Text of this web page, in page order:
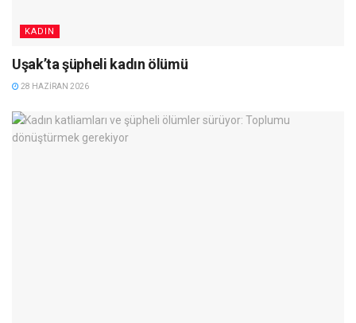
KADIN
Uşak’ta şüpheli kadın ölümü
28 HAZIRAN 2026